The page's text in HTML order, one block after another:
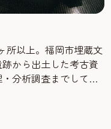
所以上。福岡市埋蔵文
から出土した考古資
分析調査までしてい
や発掘方法、研究方
き、考古学ファンに
業や考古学講座も行